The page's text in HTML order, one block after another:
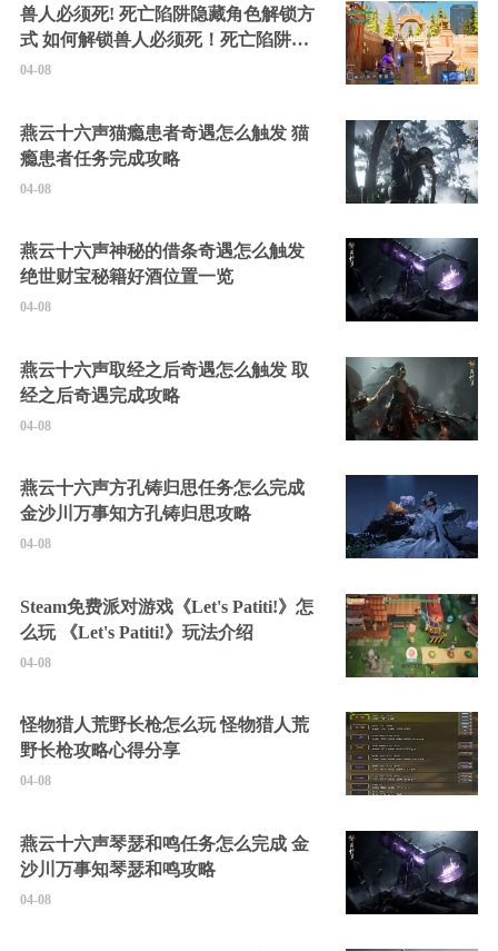
兽人必须死! 死亡陷阱隐藏角色解锁方
式 如何解锁兽人必须死！死亡陷阱中
的隐藏角色
04-08
燕云十六声猫瘾患者奇遇怎么触发 猫
瘾患者任务完成攻略
04-08
燕云十六声神秘的借条奇遇怎么触发
绝世财宝秘籍好酒位置一览
04-08
燕云十六声取经之后奇遇怎么触发 取
经之后奇遇完成攻略
04-08
燕云十六声方孔铸归思任务怎么完成
金沙川万事知方孔铸归思攻略
04-08
Steam免费派对游戏《Let's Patiti!》怎
么玩 《Let's Patiti!》玩法介绍
04-08
怪物猎人荒野长枪怎么玩 怪物猎人荒
野长枪攻略心得分享
04-08
燕云十六声琴瑟和鸣任务怎么完成 金
沙川万事知琴瑟和鸣攻略
04-08